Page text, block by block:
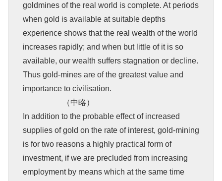
goldmines of the real world is complete. At periods
when gold is available at suitable depths
experience shows that the real wealth of the world
increases rapidly; and when but little of it is so
available, our wealth suffers stagnation or decline.
Thus gold-mines are of the greatest value and
importance to civilisation.
（中略）
In addition to the probable effect of increased
supplies of gold on the rate of interest, gold-mining
is for two reasons a highly practical form of
investment, if we are precluded from increasing
employment by means which at the same time